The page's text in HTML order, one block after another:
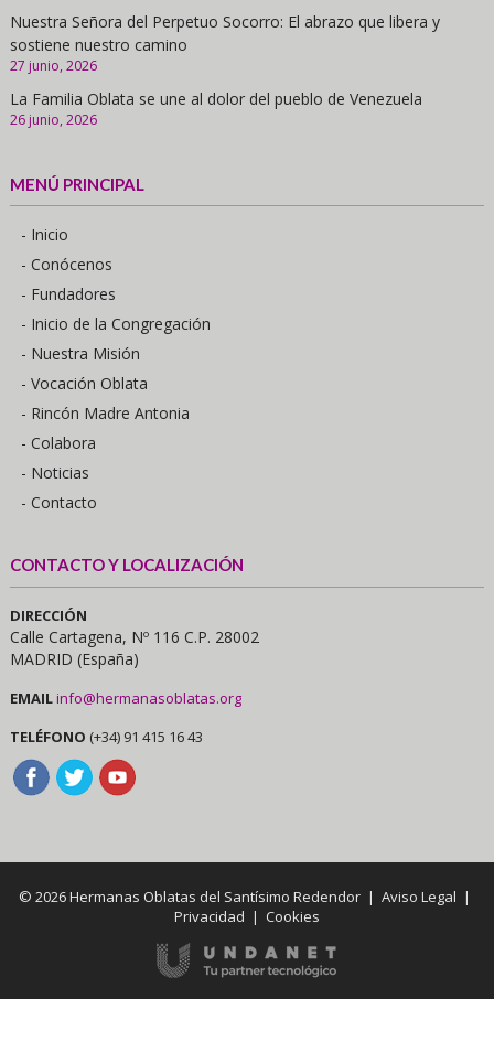
Nuestra Señora del Perpetuo Socorro: El abrazo que libera y
sostiene nuestro camino
27 junio, 2026
La Familia Oblata se une al dolor del pueblo de Venezuela
26 junio, 2026
MENÚ PRINCIPAL
- Inicio
- Conócenos
- Fundadores
- Inicio de la Congregación
- Nuestra Misión
- Vocación Oblata
- Rincón Madre Antonia
- Colabora
- Noticias
- Contacto
CONTACTO Y LOCALIZACIÓN
DIRECCIÓN
Calle Cartagena, Nº 116 C.P. 28002
MADRID (España)
EMAILinfo@hermanasoblatas.org
TELÉFONO (+34) 91 415 16 43
© 2026 Hermanas Oblatas del Santísimo Redendor |Aviso Legal |
Privacidad | Cookies